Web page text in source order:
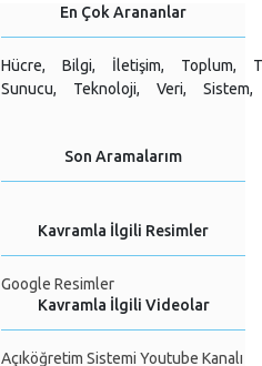
En Çok Arananlar
Hücre, Bilgi, İletişim, Toplum,
Sunucu,
Teknoloji, Veri, Sistem,
Son Aramalarım
Kavramla İlgili Resimler
Google Resimler
Kavramla İlgili Videolar
Açıköğretim Sistemi Youtube Kanalı